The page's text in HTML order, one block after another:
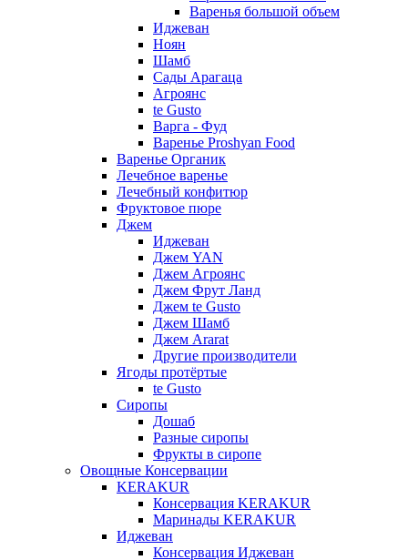
Варенья большой объем
Иджеван
Ноян
Шамб
Сады Арагаца
Агроянс
te Gusto
Варга - Фуд
Варенье Proshyan Food
Варенье Органик
Лечебное варенье
Лечебный конфитюр
Фруктовое пюре
Джем
Иджеван
Джем YAN
Джем Агроянс
Джем Фрут Ланд
Джем te Gusto
Джем Шамб
Джем Ararat
Другие производители
Ягоды протёртые
te Gusto
Сиропы
Дошаб
Разные сиропы
Фрукты в сиропе
Овощные Консервации
KERAKUR
Консервация KERAKUR
Маринады KERAKUR
Иджеван
Консервация Иджеван